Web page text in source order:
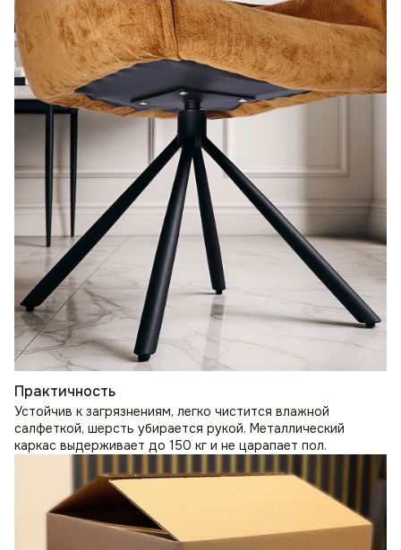
Практичность
Устойчив к загрязнениям, легко чистится влажной
салфеткой, шерсть убирается рукой. Металлический
каркас выдерживает до 150 кг и не царапает пол.